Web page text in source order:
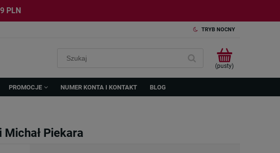
PLN
TRYB NOCNY
(pusty)
PROMOCJE NUMER KONTA I KONTAKT BLOG
Piekara